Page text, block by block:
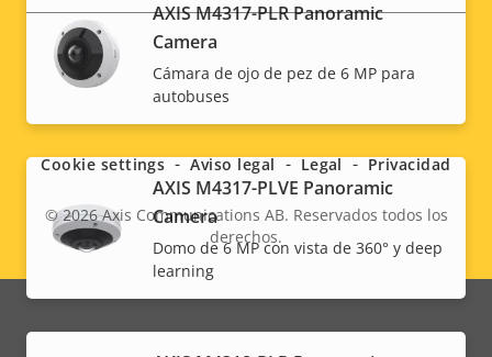
AXIS M4317-PLR Panoramic
Camera
Cámara de ojo de pez de 6 MP para
autobuses
AXIS M4317-PLVE Panoramic
Camera
Domo de 6 MP con vista de 360° y deep
learning
Social
menu
Legal
menu
© 2026Axis Communications AB. Reservados todos los
derechos.
Cookie settings Aviso legal Legal Privacidad